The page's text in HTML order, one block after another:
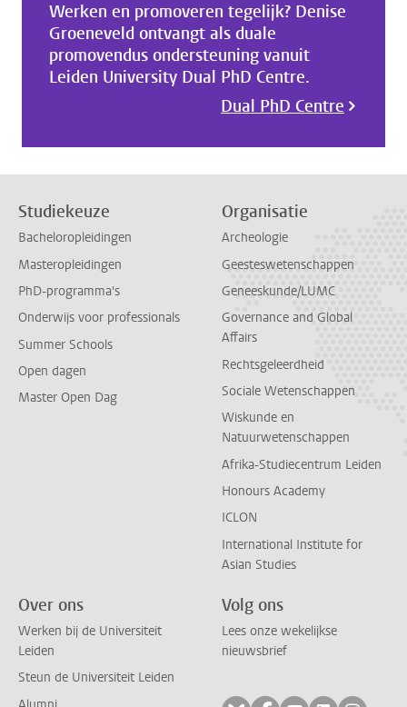
Werken en promoveren tegelijk? Denise
Groeneveld ontvangt als duale
promovendus ondersteuning vanuit
Leiden University Dual PhD Centre.
Dual PhD Centre
Studiekeuze
Bacheloropleidingen
Masteropleidingen
PhD-programma's
Onderwijs voor professionals
Summer Schools
Open dagen
Master Open Dag
Organisatie
Archeologie
Geesteswetenschappen
Geneeskunde/LUMC
Governance and Global
Affairs
Rechtsgeleerdheid
Sociale Wetenschappen
Wiskunde en
Natuurwetenschappen
Afrika-Studiecentrum Leiden
Honours Academy
ICLON
International Institute for
Asian Studies
Over ons
Werken bij de Universiteit
Leiden
Steun de Universiteit Leiden
Volg ons
Lees onze wekelijkse
nieuwsbrief